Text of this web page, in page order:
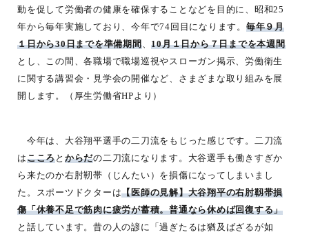
動を促して労働者の健康を確保することなどを目的に、昭和25
年から毎年実施しており、今年で74回目になります。 毎年９月
１日から30日までを準備期間、10月１日から７日までを本週間
とし、この間、各職場で職場巡視やスローガン掲示、労働衛生
に関する講習会・見学会の開催など、さまざまな取り組みを展
開します。（厚生労働省HPより）
今年は、大谷翔平選手の二刀流をもじった感じです。二刀流
はこころと からだの二刀流になります。大谷選手も働きすぎか
ら来たのか右肘靭帯（じんたい）を損傷になってしまいまし
た。スポーツドクターは【医師の見解】大谷翔平の右肘靱帯損
傷「休養不足で筋肉に疲労が蓄積。普通なら休めば回復する」
と話しています。昔の人の諺に「過ぎたるは猶及ばざるが如